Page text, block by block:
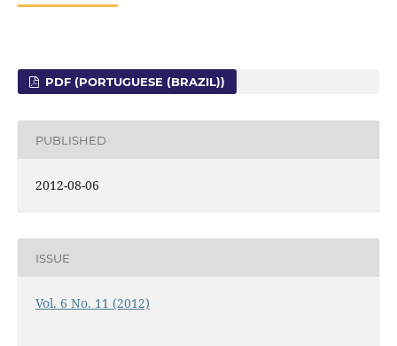
PDF (PORTUGUESE (BRAZIL))
PUBLISHED
2012-08-06
ISSUE
Vol. 6 No. 11 (2012)